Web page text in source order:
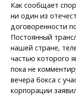
Как сообщает
ни один из
договоренности
Постоянный
нашей стране,
частью которого
пока не
вечера бокса с
корпорации